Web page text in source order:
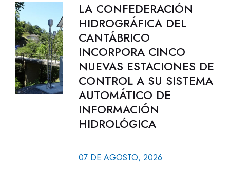
LA CONFEDERACIÓN
HIDROGRÁFICA DEL
CANTÁBRICO
INCORPORA CINCO
NUEVAS ESTACIONES DE
CONTROL A SU SISTEMA
AUTOMÁTICO DE
INFORMACIÓN
HIDROLÓGICA
07 DE AGOSTO, 2026